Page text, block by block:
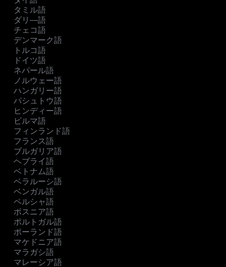
タミル語
ダリ―語
チェコ語
デンマーク語
トルコ語
ドイツ語
ネパール語
ノルウェー語
ハンガリー語
パシュトウ語
ヒンディー語
ビルマ語
フィンランド語
フランス語
ブルガリア語
ヘブライ語
ベトナム語
ベラルーシ語
ベンガル語
ペルシャ語
ボスニア語
ポルトガル語
ポーランド語
マケドニア語
マラガシ語
マレーシア語